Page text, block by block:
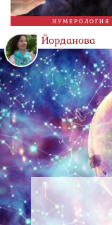
НУМЕРОЛОГИЯ
Йорданова